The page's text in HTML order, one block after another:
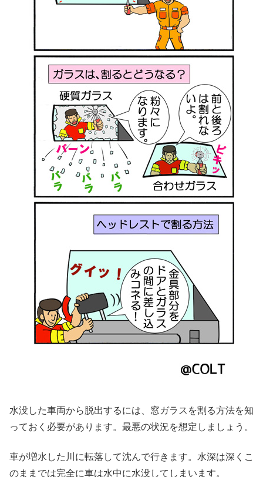
水没した車両から脱出するには、窓ガラスを割る方法を知
っておく必要があります。最悪の状況を想定しましょう。
車が増水した川に転落して沈んで行きます。水深は深くこ
のままでは完全に車は水中に水没してしまいます。